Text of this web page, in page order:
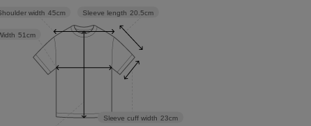
Sleeve cuff width 23cm
Sleeve length 20.5cm
51cm
width 45cm